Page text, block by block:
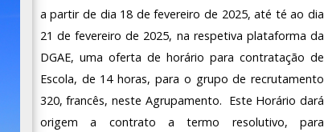
a partir de dia 18 de fevereiro de 2025, até té ao dia
21 de fevereiro de 2025, na respetiva plataforma da
DGAE, uma oferta de horário para contratação de
Escola, de 14 horas, para o grupo de recrutamento
320, francês, neste Agrupamento. Este Horário dará
origem a contrato a termo resolutivo, para